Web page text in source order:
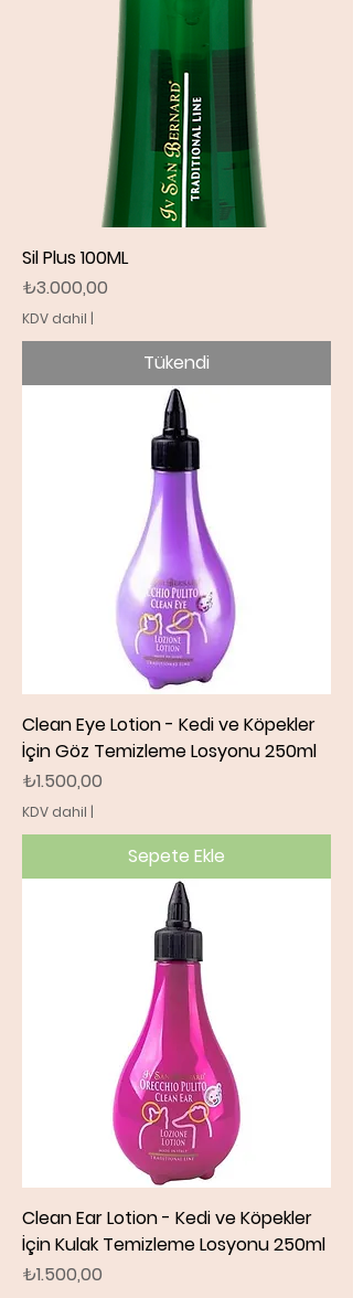
Sil Plus 100ML
Fiyat
₺3.000,00
KDV dahil |
Tükendi
Clean Eye Lotion - Kedi ve Köpekler
İçin Göz Temizleme Losyonu 250ml
Fiyat
₺1.500,00
KDV dahil |
Sepete Ekle
Clean Ear Lotion - Kedi ve Köpekler
İçin Kulak Temizleme Losyonu 250ml
Fiyat
₺1.500,00